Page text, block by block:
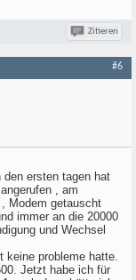
Zitieren
#6
ersten tagen hat
, am
Modem getauscht
immer an die 20000
und Wechsel
keine probleme hatte.
Jetzt habe ich für